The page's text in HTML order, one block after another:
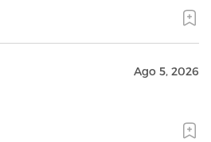
Ago 5, 2026